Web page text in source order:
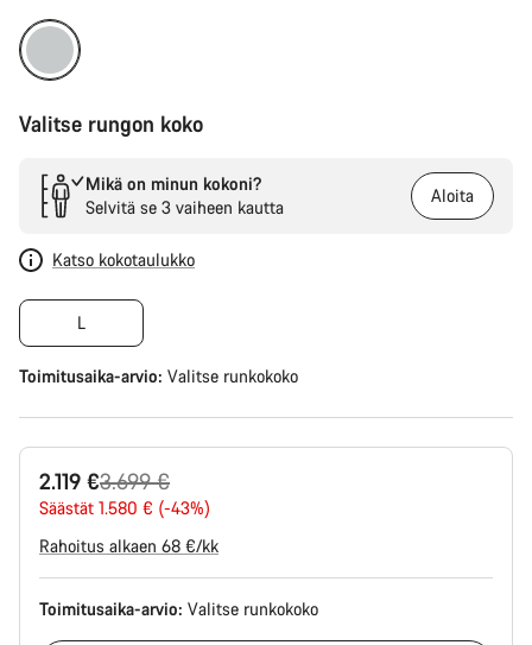
Valitse rungon koko
Mikä on minun kokoni?
Selvitä se 3 vaiheen kautta
Aloita
Katso kokotaulukko
L
Toimitusaika-arvio: Valitse runkokoko
2.119 €
Alkuperäinen
hinta
3.699 €
Säästät 1.580 € (-43%)
Rahoitus alkaen 68 €/kk
Toimitusaika-arvio: Valitse runkokoko